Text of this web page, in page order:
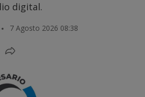
digital.
7 Agosto 2026 08:38